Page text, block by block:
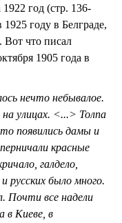
год (стр. 136-
году в Белграде,
Вот что писал
1905 года в
нечто небывалое.
улицах. <...> Толпа
появились дамы и
красные
галдело,
русских было много.
Почти все надели
в Киеве, в